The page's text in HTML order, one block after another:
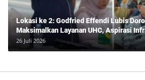
Lokasi ke 2: Godfried Effendi Lubis
Maksimalkan Layanan UHC, Aspirasi
Pendidikan Mengemuka dalam Reses
26 Juli 2026